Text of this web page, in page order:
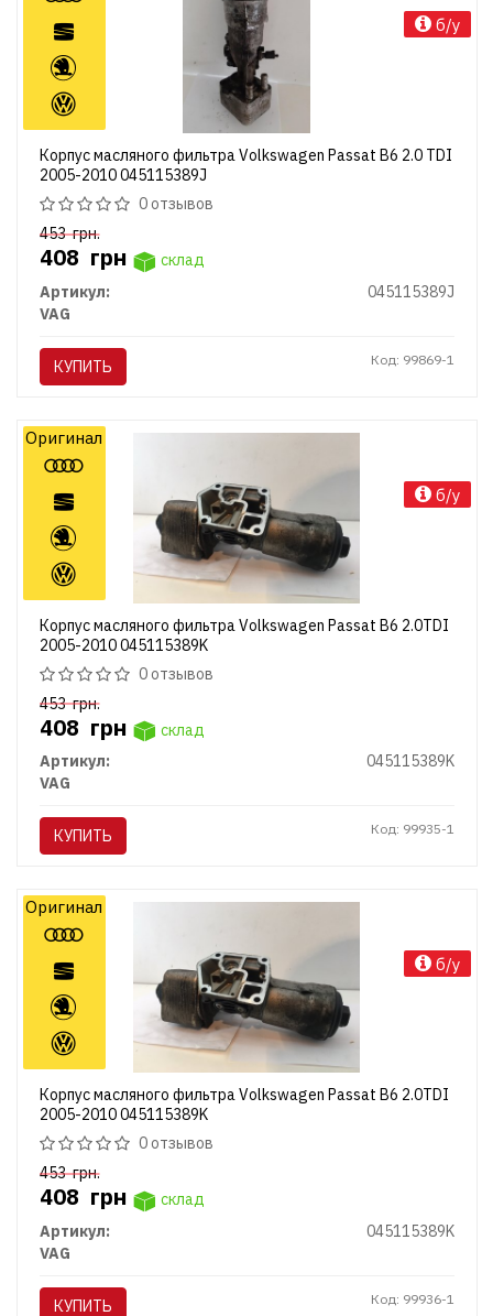
Корпус масляного фильтра Volkswagen Passat B6 2.0 TDI
2005-2010 045115389J
0 отзывов
453грн.
408 грн
склад
Артикул:
045115389J
VAG
КУПИТЬ Код: 99869-1
б/у
Корпус масляного фильтра Volkswagen Passat B6 2.0TDI
2005-2010 045115389K
0 отзывов
453грн.
408 грн
склад
Артикул:
045115389K
VAG
КУПИТЬ Код: 99935-1
Оригинал
б/у
Корпус масляного фильтра Volkswagen Passat B6 2.0TDI
2005-2010 045115389K
0 отзывов
453грн.
408 грн
склад
Артикул:
045115389K
VAG
КУПИТЬ Код: 99936-1
Оригинал
б/у